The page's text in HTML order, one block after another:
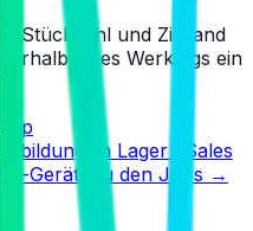
Stückzahl und Zielland
eines Werktags ein
im Lager · Sales
Geräte
Zu den Jobs →